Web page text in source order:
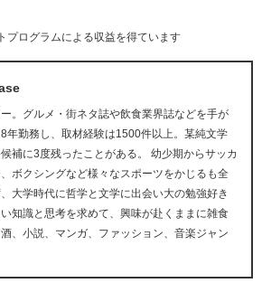
ログラムによる収益を得ています
。グルメ・街ネタ誌や飲食業界誌などを手が
年勤務し、取材経験は1500件以上。某純文学
補に3度残ったことがある。 幼少期からサッカ
ボクシングなど様々なスポーツをかじるも全
大学時代に哲学と文学に出会い大の勉強好き
知識と思考を求めて、興味が赴くままに雑食
、小説、マンガ、ファッション、音楽ジャン